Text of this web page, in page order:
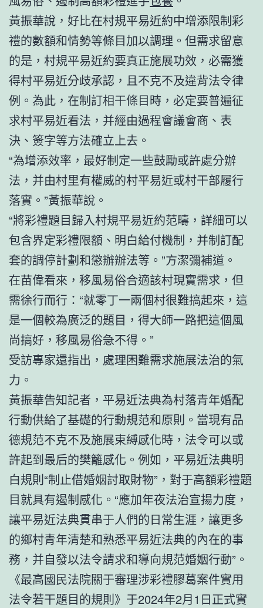
黃振華說，好比在村規平易近約中增添限制彩
禮的數額和情勢等條目加以調理。但需求留意
的是，村規平易近約要真正施展功效，必需獲
得村平易近分歧承認，且不克不及違背法令律
例。為此，在制訂相干條目時，必定要普遍征
求村平易近看法，并經由過程會議會商、表
決、簽字等方法確立上去。
“為增添效率，最好制定一些鼓勵或許處分辦
法，并由村里有權威的村平易近或村干部履行
落實。”黃振華說。
“將彩禮題目歸入村規平易近約范疇，詳細可以
包含界定彩禮限額、明白給付機制，并制訂配
套的調停計劃和懲辦辦法等。”方潔彌補道。
在苗偉看來，移風易俗合適該村現實需求，但
需徐行而行：“就零丁一兩個村很難搞起來，這
是一個較為廣泛的題目，得大師一路把這個風
尚搞好，移風易俗急不得。”
受訪專家還指出，處理困難需求施展法治的氣
力。
黃振華告知記者，平易近法典為村落青年婚配
行動供給了基礎的行動規范和原則。當現有品
德規范不克不及施展束縛感化時，法令可以或
許起到最后的樊籬感化。例如，平易近法典明
白規則“制止借婚姻討取財物”，對于高額彩禮題
目就具有遏制感化。“應加年夜法治宣揚力度，
讓平易近法典貫串于人們的日常生涯，讓更多
的鄉村青年清楚和熟悉平易近法典的內在的事
務，并自發以法令請求和導向規范婚姻行動”。
《最高國民法院關于審理涉彩禮膠葛案件實用
法令若干題目的規則》于2024年2月1日正式實